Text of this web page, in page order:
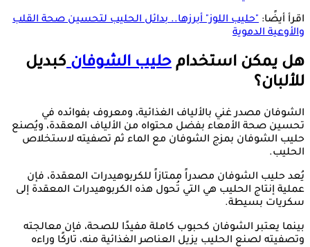
اقرأ أيضًا: "حليب اللوز" أبرزها.. بدائل الحليب لتحسين صحة القلب
والأوعية الدموية
هل يمكن استخدام حليب الشوفانكبديل
للألبان؟
الشوفان مصدر غني بالألياف الغذائية، ومعروف بفوائده في
تحسين صحة الأمعاء بفضل محتواه من الألياف المعقدة، ويُصنع
حليب الشوفان بمزج الشوفان مع الماء ثم تصفيته لاستخلاص
الحليب.
يُعد حليب الشوفان مصدراً ممتازاً للكربوهيدرات المعقدة، فإن
عملية إنتاج الحليب هي التي تُحول هذه الكربوهيدرات المعقدة إلى
سكريات بسيطة.
بينما يعتبر الشوفان كحبوب كاملة مفيدًا للصحة، فإن معالجته
وتصفيته لصنع الحليب يزيل العناصر الغذائية منه، تاركًا وراءه